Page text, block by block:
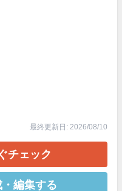
最終更新日: 2026/08/10
チェック
編集する